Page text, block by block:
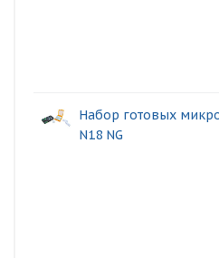
Набор готовых
N18 NG